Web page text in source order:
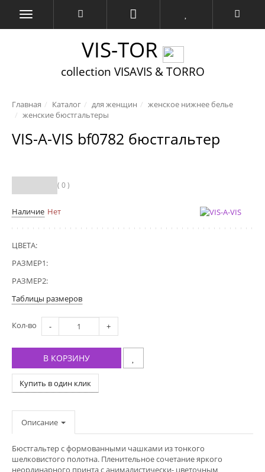
VIS-TOR
collection VISAVIS & TORRO
Главная Каталог для женщин
женское нижнее белье
женские бюстгальтеры
VIS-A-VIS bf0782 бюстгальтер
( 0 )
Наличие Нет
ЦВЕТА:
РАЗМЕР1:
РАЗМЕР2:
Таблицы размеров
Кол-во - +
В КОРЗИНУ
Купить в один клик
Описание
Бюстгальтер с формованными чашками из тонкого
шелковистого полотна. Пленительное сочетание яркого
неординарного принта с анималистически- цветочным